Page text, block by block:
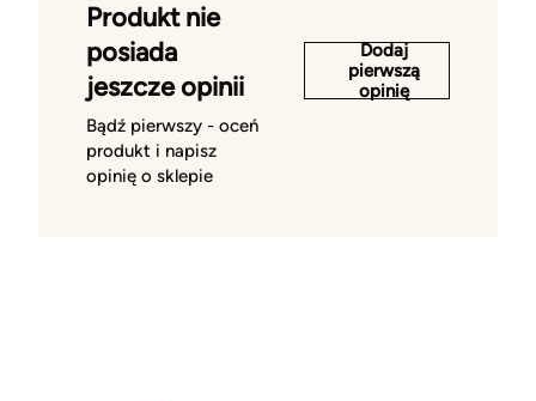
Produkt nie
posiada
jeszcze opinii
Bądź pierwszy - oceń
produkt i napisz
opinię o sklepie
Dodaj
pierwszą
opinię